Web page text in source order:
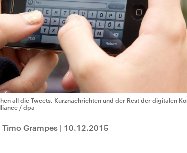
all die Tweets, Kurznachrichten und der Rest der digitalen
/ dpa
Grampes | 10.12.2015